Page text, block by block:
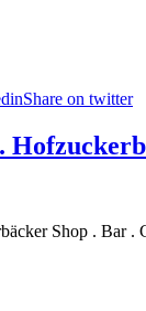
Share on twitter
Shop . Bar .